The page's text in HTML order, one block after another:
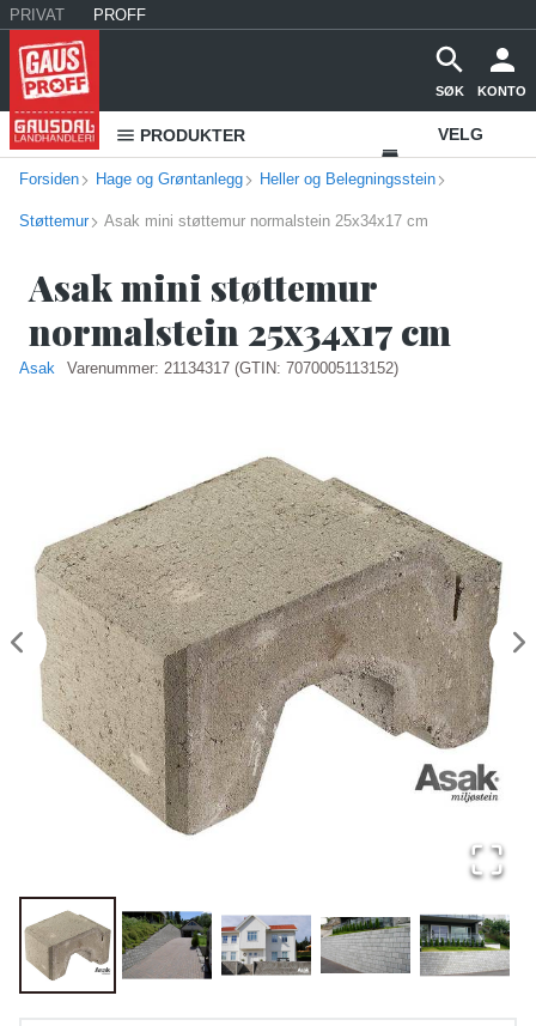
PRIVAT PROFF
SØK KONTO
PRODUKTER VELG
VAREHUS
Forsiden Hage og Grøntanlegg Heller og Belegningsstein
Støttemur Asak mini støttemur normalstein 25x34x17 cm
Asak mini støttemur
normalstein 25x34x17 cm
Asak Varenummer: 21134317 (GTIN: 7070005113152)